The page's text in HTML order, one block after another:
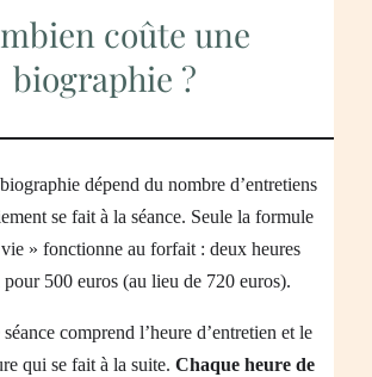
coûte une
biographie ?
dépend du nombre d’entretiens
se fait à la séance. Seule la formule
» fonctionne au forfait : deux heures
pour 500 euros (au lieu de 720 euros).
comprend l’heure d’entretien et le
qui se fait à la suite. Chaque heure de